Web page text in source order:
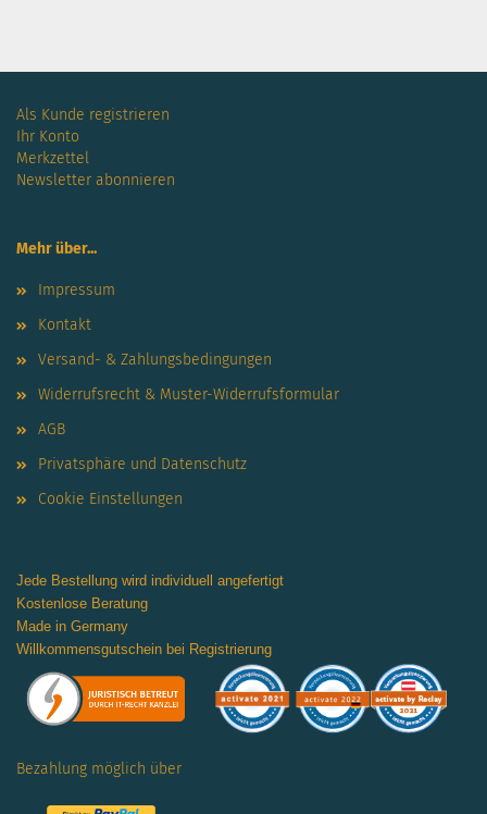
Als Kunde registrieren
Ihr Konto
Merkzettel
Newsletter abonnieren
Mehr über...
Impressum
Kontakt
Versand- & Zahlungsbedingungen
Widerrufsrecht & Muster-Widerrufsformular
AGB
Privatsphäre und Datenschutz
Cookie Einstellungen
Jede Bestellung wird individuell angefertigt
Kostenlose Beratung
Made in Germany
Willkommensgutschein bei Registrierung
Bezahlung möglich über